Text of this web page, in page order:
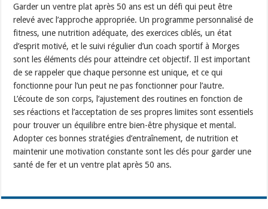
Garder un ventre plat après 50 ans est un défi qui peut être
relevé avec l’approche appropriée. Un programme personnalisé de
fitness, une nutrition adéquate, des exercices ciblés, un état
d’esprit motivé, et le suivi régulier d’un coach sportif à Morges
sont les éléments clés pour atteindre cet objectif. Il est important
de se rappeler que chaque personne est unique, et ce qui
fonctionne pour l’un peut ne pas fonctionner pour l’autre.
L’écoute de son corps, l’ajustement des routines en fonction de
ses réactions et l’acceptation de ses propres limites sont essentiels
pour trouver un équilibre entre bien-être physique et mental.
Adopter ces bonnes stratégies d’entraînement, de nutrition et
maintenir une motivation constante sont les clés pour garder une
santé de fer et un ventre plat après 50 ans.